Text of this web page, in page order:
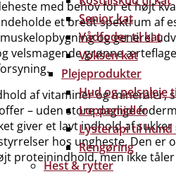
Senior kat
Vådfoder til kat
Voksen kat
Plejeprodukter
Hud og pelspleje
Loppemidler
Lysterapi til hund
Rengøring
Hest & rytter
med behov for et højt
et bredt spektrum af
og generel
velsmagende grønne
af vitaminer og mineraler,
– uden store daglige
giver et lavt indhold af sukker
hos ungheste. Den er
proteinindhold, men ikke